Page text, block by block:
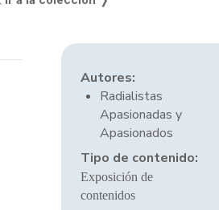
Autores:
Radialistas
Apasionadas y
Apasionados
Tipo de contenido:
Exposición de
contenidos